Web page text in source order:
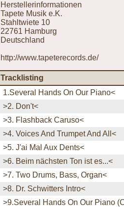
Herstellerinformationen
Tapete Musik e.K.
Stahltwiete 10
22761 Hamburg
Deutschland
http://www.tapeterecords.de/
Tracklisting
1.Several Hands On Our Piano<
>2. Don't<
>3. Flashback Caruso<
>4. Voices And Trumpet And All<
>5. J'ai Mal Aux Dents<
>6. Beim nächsten Ton ist es...<
>7. Two Drums, Bass, Organ<
>8. Dr. Schwitters Intro<
>9.Several Hands On Our Piano